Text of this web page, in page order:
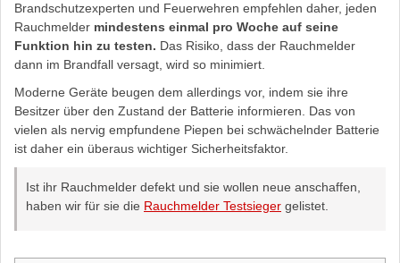
Brandschutzexperten und Feuerwehren empfehlen daher, jeden
Rauchmelder mindestens einmal pro Woche auf seine
Funktion hin zu testen. Das Risiko, dass der Rauchmelder
dann im Brandfall versagt, wird so minimiert.
Moderne Geräte beugen dem allerdings vor, indem sie ihre
Besitzer über den Zustand der Batterie informieren. Das von
vielen als nervig empfundene Piepen bei schwächelnder Batterie
ist daher ein überaus wichtiger Sicherheitsfaktor.
Ist ihr Rauchmelder defekt und sie wollen neue anschaffen,
haben wir für sie die Rauchmelder Testsieger gelistet.